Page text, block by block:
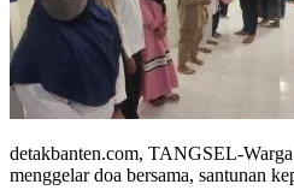
detakbanten.com, TANGSEL-
menggelar doa bersama, santunan